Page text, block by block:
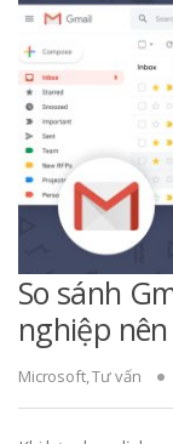
So sánh
nghiệp
Microsoft,Tư vấn